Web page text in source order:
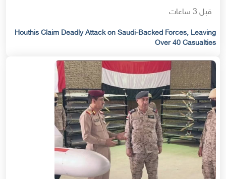
قبل 3 ساعات
Houthis Claim Deadly Attack on Saudi-Backed Forces, Leaving
Over 40 Casualties